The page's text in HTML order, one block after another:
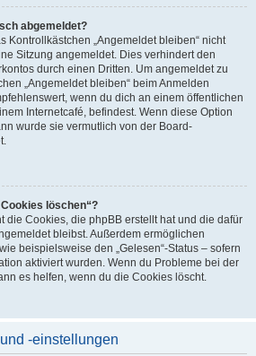
abgemeldet?
Kontrollkästchen „Angemeldet bleiben“ nicht
Sitzung angemeldet. Dies verhindert den
durch einen Dritten. Um angemeldet zu
„Angemeldet bleiben“ beim Anmelden
wenn du dich an einem öffentlichen
Internetcafé, befindest. Wenn diese Option
wurde sie vermutlich von der Board-
löschen“?
die Cookies, die phpBB erstellt hat und die dafür
bleibst. Außerdem ermöglichen
beispielsweise den „Gelesen“-Status – sofern
aktiviert wurden. Wenn du Probleme bei der
es helfen, wenn du die Cookies löscht.
-einstellungen